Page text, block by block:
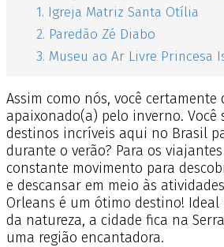
1. Igreja Matriz Santa Otília
2. Paredão Zé Diabo
3. Museu ao Ar Livre Princesa
Assim como nós, você certamente
apaixonado(a) pelo inverno. Você
destinos incríveis aqui no Brasil
durante o verão? Para os
constante movimento para
e descansar em meio às
Orleans é um ótimo destino! Ideal
da natureza, a cidade fica na
uma região encantadora.